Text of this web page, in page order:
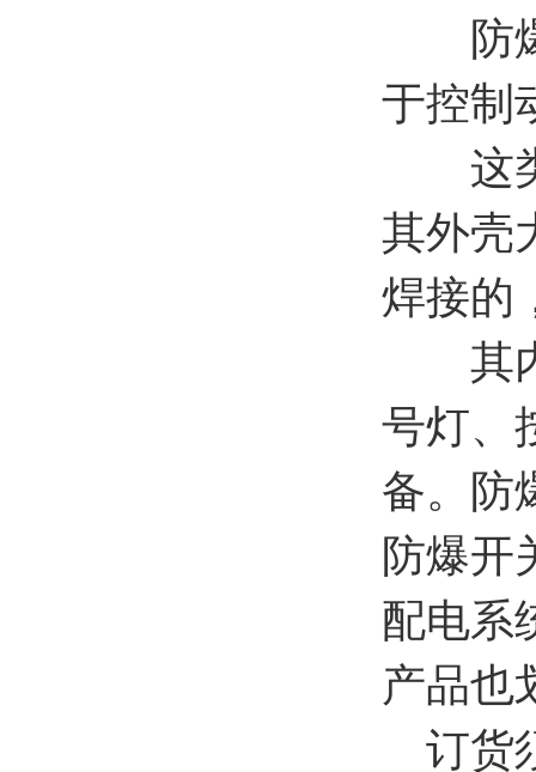
防爆
于控制
这类
其外壳
焊接的
其内
号灯、
备。防
防爆开
配电系
产品也
订货